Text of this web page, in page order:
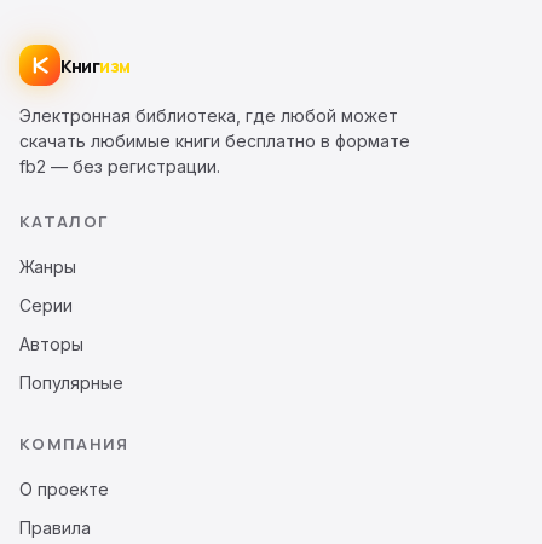
Книгизм
Электронная библиотека, где любой может
скачать любимые книги бесплатно в формате
fb2 — без регистрации.
КАТАЛОГ
Жанры
Серии
Авторы
Популярные
КОМПАНИЯ
О проекте
Правила